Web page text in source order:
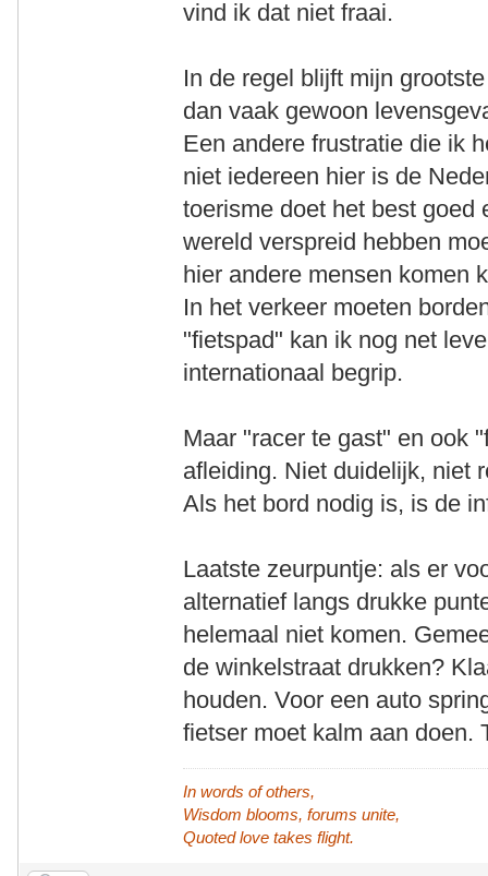
vind ik dat niet fraai.
In de regel blijft mijn
dan vaak gewoon
Een andere frustratie die ik
niet iedereen hier is de
toerisme doet het best
wereld verspreid hebben
hier andere mensen komen
In het verkeer moeten
"fietspad" kan ik nog net
internationaal begrip.
Maar "racer te gast" en ook
afleiding. Niet duidelijk, niet
Als het bord nodig is, is de
Laatste zeurpuntje: als er
alternatief langs drukke
helemaal niet komen.
de winkelstraat drukken?
houden. Voor een auto
fietser moet kalm aan doen.
In words of others,
Wisdom blooms, forums unite,
Quoted love takes flight.